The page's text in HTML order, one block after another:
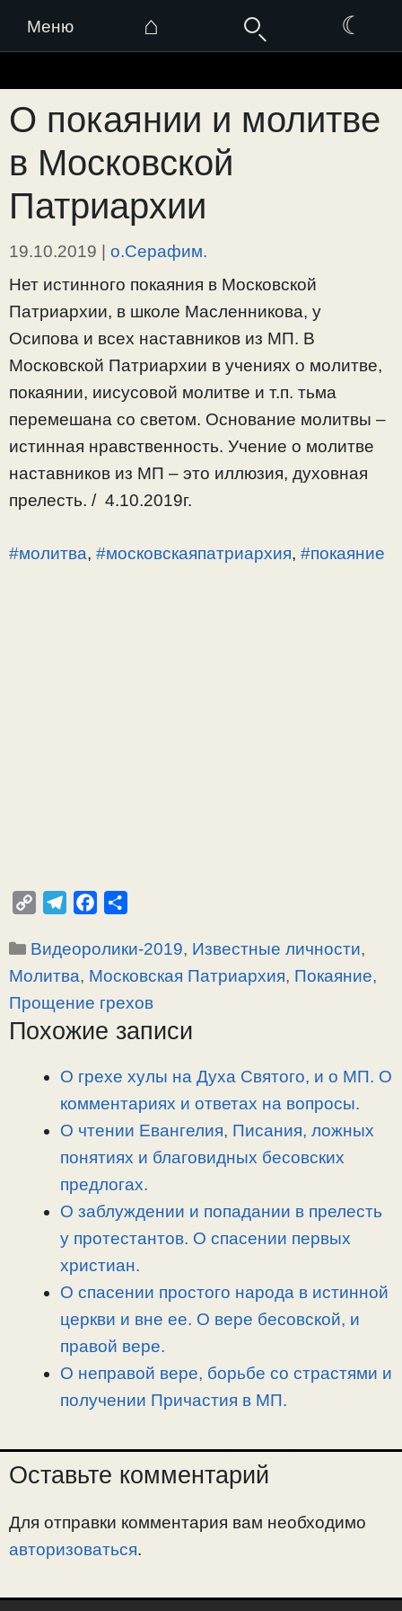
Меню ⌂ ☾
к
содержимому
О покаянии и молитве
в Московской
Патриархии
19.10.2019 | о.Серафим.
Нет истинного покаяния в Московской
Патриархии, в школе Масленникова, у
Осипова и всех наставников из МП. В
Московской Патриархии в учениях о молитве,
покаянии, иисусовой молитве и т.п. тьма
перемешана со светом. Основание молитвы –
истинная нравственность. Учение о молитве
наставников из МП – это иллюзия, духовная
прелесть. / 4.10.2019г.
#молитва, #московскаяпатриархия, #покаяние
p
y
n
l
e
a
c
e
o
п
р
и
Рубрики
Видеоролики-2019, Известные личности,
Молитва, Московская Патриархия, Покаяние,
Прощение грехов
Похожие записи
О грехе хулы на Духа Святого, и о МП. О
комментариях и ответах на вопросы.
О чтении Евангелия, Писания, ложных
понятиях и благовидных бесовских
предлогах.
О заблуждении и попадании в прелесть
у протестантов. О спасении первых
христиан.
О спасении простого народа в истинной
церкви и вне ее. О вере бесовской, и
правой вере.
О неправой вере, борьбе со страстями и
получении Причастия в МП.
Оставьте комментарий
Для отправки комментария вам необходимо
авторизоваться.